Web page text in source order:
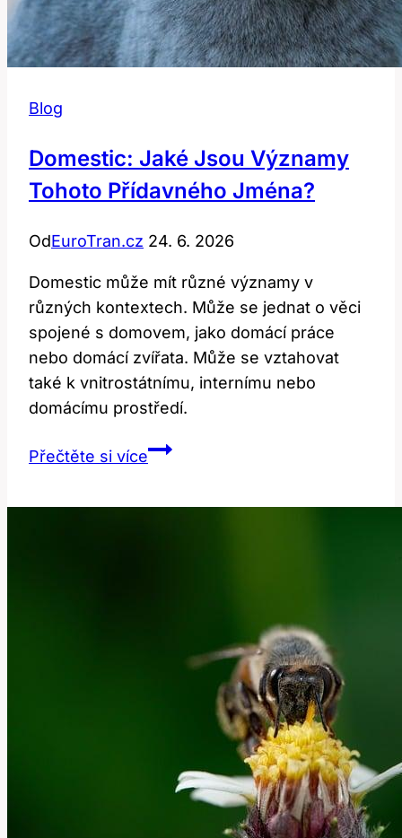
Blog
Domestic: Jaké Jsou Významy
Tohoto Přídavného Jména?
OdEuroTran.cz 24. 6. 2026
Domestic může mít různé významy v
různých kontextech. Může se jednat o věci
spojené s domovem, jako domácí práce
nebo domácí zvířata. Může se vztahovat
také k vnitrostátnímu, internímu nebo
domácímu prostředí.
Přečtěte si víceDomestic: